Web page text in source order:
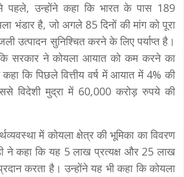
पहले, उन्होंने कहा कि भारत के पास 189
भंडार है, जो अगले 85 दिनों की मांग को पूरा
उत्पादन सुनिश्चित करने के लिए पर्याप्त है।
सरकार ने कोयला आयात को कम करने का
कहा कि पिछले वित्तीय वर्ष में आयात में 4% की
विदेशी मुद्रा में 60,000 करोड़ रुपये की
में कोयला क्षेत्र की भूमिका का विवरण
ने कहा कि यह 5 लाख प्रत्यक्ष और 25 लाख
करता है। उन्होंने यह भी कहा कि कोयला